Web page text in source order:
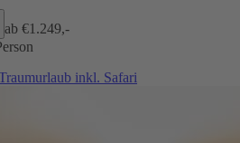
ab €1.249,-
inkl. Safari